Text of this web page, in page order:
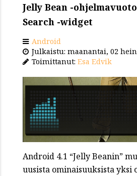
Jelly Bean -
Search -widget
Android
Julkaistu: maanantai, 02
Toimittanut: Esa Edvik
Android 4.1 “Jelly Beanin”
uusista ominaisuuksista yksi